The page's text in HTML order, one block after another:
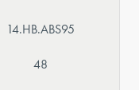
14.HB.ABS95
48